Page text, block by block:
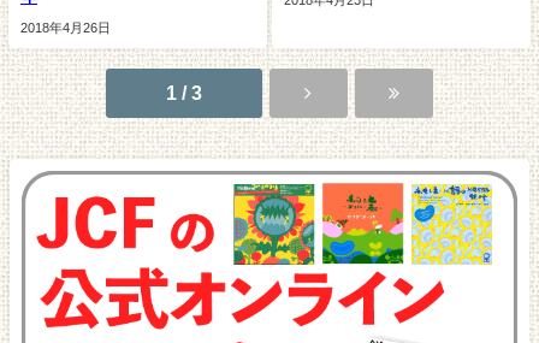
2018年4月26日
1 / 3